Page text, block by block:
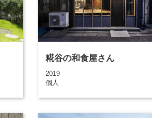
糀谷の和食屋さん
2019
個人